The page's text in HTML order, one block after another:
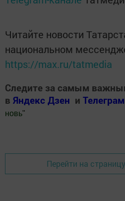
Читайте новости
национальном
https://max.ru/tatmedia
Следите за самым
в Яндекс Дзен и
новь"
Перейти на